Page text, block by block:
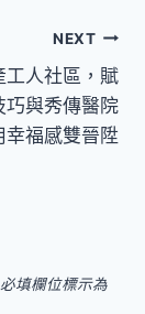
NEXT
工人社區，賦
巧與秀傳醫院
幸福感雙晉陞
必填欄位標示為